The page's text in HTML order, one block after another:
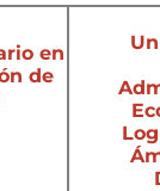
en
de